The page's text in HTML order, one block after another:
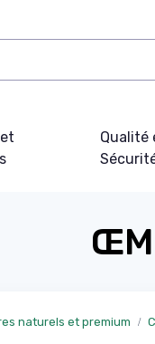
Qualité
naturels et premium